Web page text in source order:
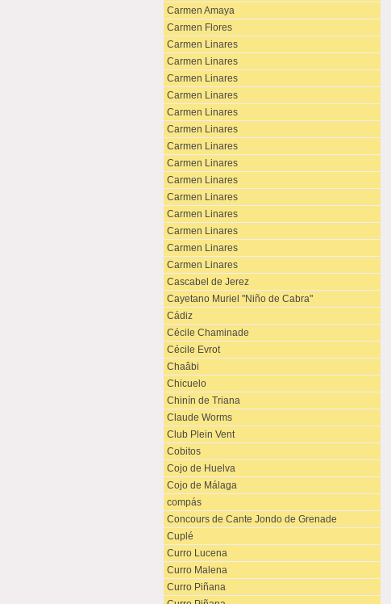
Carmen Amaya
Carmen Flores
Carmen Linares
Carmen Linares
Carmen Linares
Carmen Linares
Carmen Linares
Carmen Linares
Carmen Linares
Carmen Linares
Carmen Linares
Carmen Linares
Carmen Linares
Carmen Linares
Carmen Linares
Carmen Linares
Cascabel de Jerez
Cayetano Muriel "Niño de Cabra"
Cádiz
Cécile Chaminade
Cécile Evrot
Chaâbi
Chicuelo
Chinín de Triana
Claude Worms
Club Plein Vent
Cobitos
Cojo de Huelva
Cojo de Málaga
compás
Concours de Cante Jondo de Grenade
Cuplé
Curro Lucena
Curro Malena
Curro Piñana